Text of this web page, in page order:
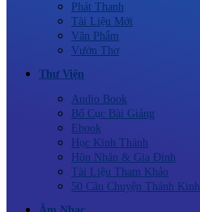
Phát Thanh
Tài Liệu Mới
Văn Phẩm
Vườn Thơ
Thư Viện
Audio Book
Bố Cục Bài Giảng
Ebook
Học Kinh Thánh
Hôn Nhân & Gia Đình
Tài Liệu Tham Khảo
50 Câu Chuyện Thánh Kinh